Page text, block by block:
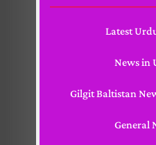
Latest
News in
Gilgit Baltistan
General